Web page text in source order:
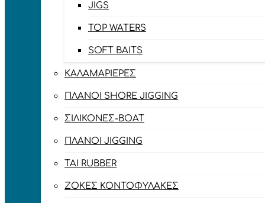
JIGS
TOP WATERS
SOFT BAITS
ΚΑΛΑΜΑΡΙΈΡΕΣ
ΠΛΆΝΟΙ SHORE JIGGING
ΣΙΛΙΚΌΝΕΣ-BOAT
ΠΛΆΝΟΙ JIGGING
TAI RUBBER
ΖΌΚΕΣ ΚΟΝΤΟΦΎΛΑΚΕΣ